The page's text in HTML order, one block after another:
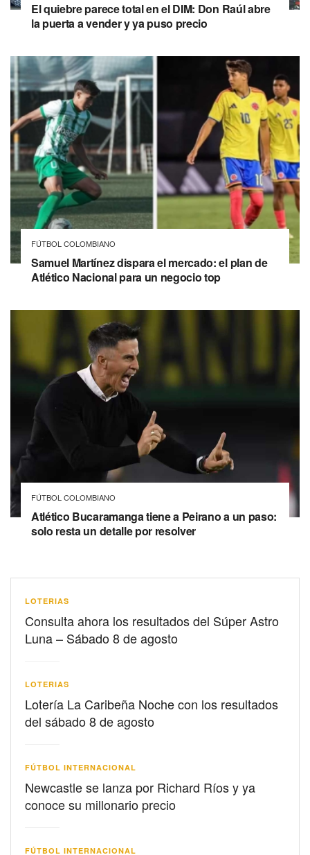
El quiebre parece total en el DIM: Don Raúl abre
la puerta a vender y ya puso precio
FÚTBOL COLOMBIANO
Samuel Martínez dispara el mercado: el plan de
Atlético Nacional para un negocio top
FÚTBOL COLOMBIANO
Atlético Bucaramanga tiene a Peirano a un paso:
solo resta un detalle por resolver
LOTERIAS
Consulta ahora los resultados del Súper Astro
Luna – Sábado 8 de agosto
LOTERIAS
Lotería La Caribeña Noche con los resultados
del sábado 8 de agosto
FÚTBOL INTERNACIONAL
Newcastle se lanza por Richard Ríos y ya
conoce su millonario precio
FÚTBOL INTERNACIONAL